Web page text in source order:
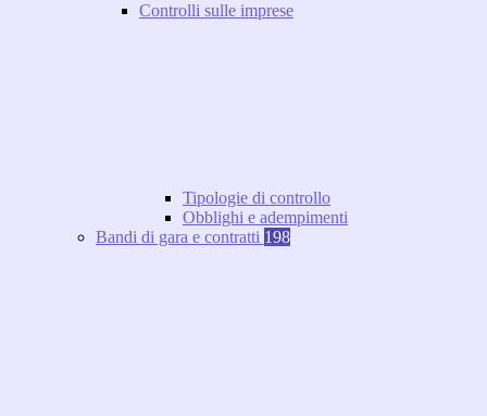
Controlli sulle imprese
Tipologie di controllo
Obblighi e adempimenti
Bandi di gara e contratti 198